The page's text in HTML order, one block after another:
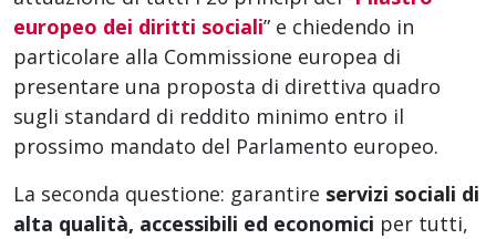
europeo dei diritti sociali” e chiedendo in
particolare alla Commissione europea di
presentare una proposta di direttiva quadro
sugli standard di reddito minimo entro il
prossimo mandato del Parlamento europeo.
La seconda questione: garantire servizi sociali di
alta qualità, accessibili ed economici per tutti,